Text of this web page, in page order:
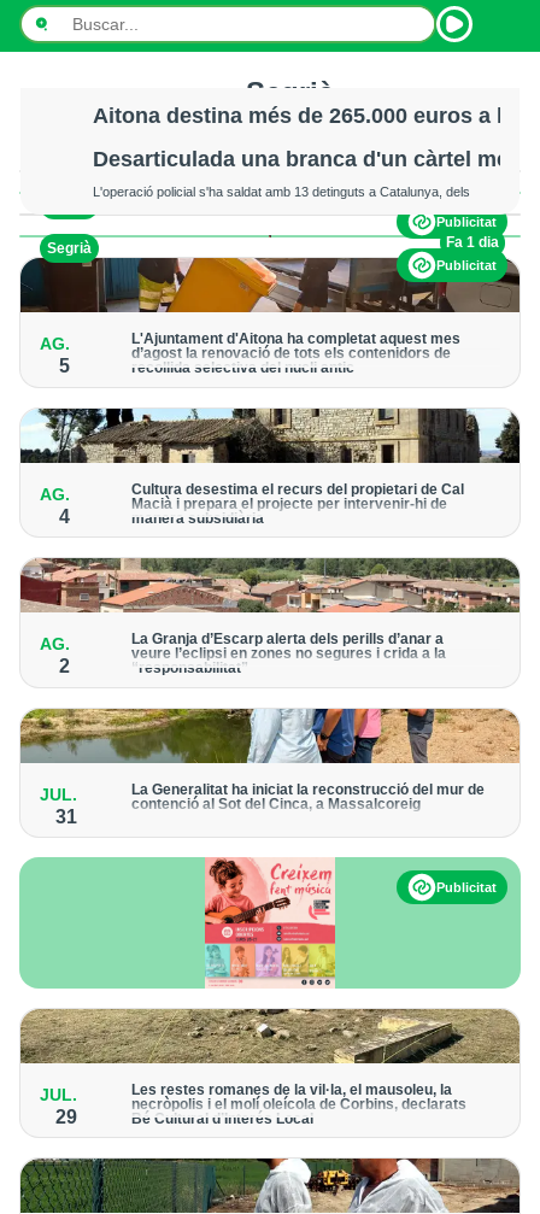
INICI
NOTÍCIES
PODCASTS
PROGRAMES
ESPORTS
CONTACTE
Segrià
Totes
Lleida
Segrià
Esports
General
Editorial
Pla d'Urgell
L'Urgell
La Noguera
Opinió
Solsonès
Pallars Sobirà
Pallars Jussà
Alta Ribagorça
Alt Urgell
Agricultura
Successos
Fa 8 hores
Aitona destina més de 265.000 euros a la
La inversió ha permès actuar sobre més de 38 quilòmetres de
camins per garantir unes infraestructures més segures i duradores
Publicitat
Segrià Fa 1 dia
Desarticulada una branca d'un càrtel
L'operació policial s'ha saldat amb 13 detinguts a Catalunya, dels
Publicitat
AG.
5
L'Ajuntament d'Aitona ha completat aquest mes
d’agost la renovació de tots els contenidors de
recollida selectiva del nucli antic
Durant la tasca s'han substituït els recipients petits destinats a
orgànica i resta
AG.
4
Cultura desestima el recurs del propietari de Cal
Macià i prepara el projecte per intervenir-hi de
manera subsidiària
La Generalitat haurà de demanar autorització judicial per
Alcarràs
AG.
2
La Granja d’Escarp alerta dels perills d’anar a
veure l’eclipsi en zones no segures i crida a la
“responsabilitat”
Pobles petits programen activitats per a públic reduït davant la
JUL.
31
La Generalitat ha iniciat la reconstrucció del mur de
contenció al Sot del Cinca, a Massalcoreig
la zona en cas d’avingudes”
Publicitat
JUL.
29
Les restes romanes de la vil·la, el mausoleu, la
necròpolis i el molí oleícola de Corbins, declarats
Bé Cultural d’Interés Local
La història del municipi també compta amb elements medievals
templers i posteriorment els hospitalers